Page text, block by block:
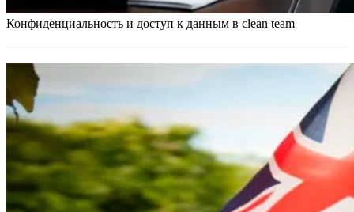
Конфиденциальность и доступ к данным в clean team